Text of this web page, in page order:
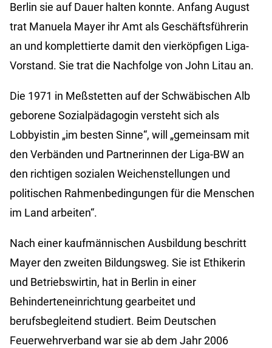
Berlin sie auf Dauer halten konnte. Anfang August
trat Manuela Mayer ihr Amt als Geschäftsführerin
an und komplettierte damit den vierköpfigen Liga-
Vorstand. Sie trat die Nachfolge von John Litau an.
Die 1971 in Meßstetten auf der Schwäbischen Alb
geborene Sozialpädagogin versteht sich als
Lobbyistin „im besten Sinne“, will „gemeinsam mit
den Verbänden und Partnerinnen der Liga-BW an
den richtigen sozialen Weichenstellungen und
politischen Rahmenbedingungen für die Menschen
im Land arbeiten“.
Nach einer kaufmännischen Ausbildung beschritt
Mayer den zweiten Bildungsweg. Sie ist Ethikerin
und Betriebswirtin, hat in Berlin in einer
Behinderteneinrichtung gearbeitet und
berufsbegleitend studiert. Beim Deutschen
Feuerwehrverband war sie ab dem Jahr 2006